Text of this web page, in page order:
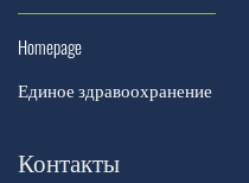
Homepage
Единое здравоохранение
Контакты